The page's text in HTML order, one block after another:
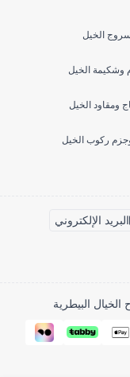
سروج الخيل
وشكيمة الخيل
ومقاود الخيل
ركوب الخيل
البريد الإلكتروني
البيطرية